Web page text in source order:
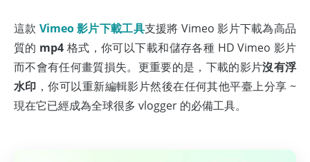
這款 Vimeo 影片下載工具支援將 Vimeo 影片下載為高品
質的 mp4 格式，你可以下載和儲存各種 HD Vimeo 影片
而不會有任何畫質損失。更重要的是，下載的影片沒有浮
水印 ，你可以重新編輯影片然後在任何其他平臺上分享 ~
現在它已經成為全球很多 vlogger 的必備工具。